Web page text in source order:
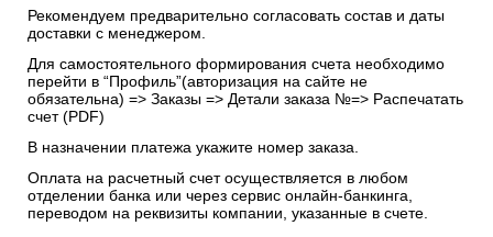
Рекомендуем предварительно согласовать состав и даты
доставки с менеджером.
Для самостоятельного формирования счета необходимо
перейти в “Профиль”(авторизация на сайте не
обязательна) => Заказы => Детали заказа №=> Распечатать
счет (PDF)
В назначении платежа укажите номер заказа.
Оплата на расчетный счет осуществляется в любом
отделении банка или через сервис онлайн-банкинга,
переводом на реквизиты компании, указанные в счете.